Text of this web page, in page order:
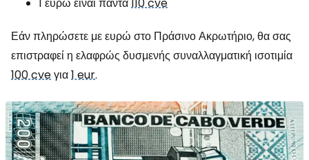
Εάν πληρώσετε με ευρώ στο Πράσινο Ακρωτήριο, θα σας
επιστραφεί η ελαφρώς δυσμενής συναλλαγματική ισοτιμία
100 cveγια1 eur.